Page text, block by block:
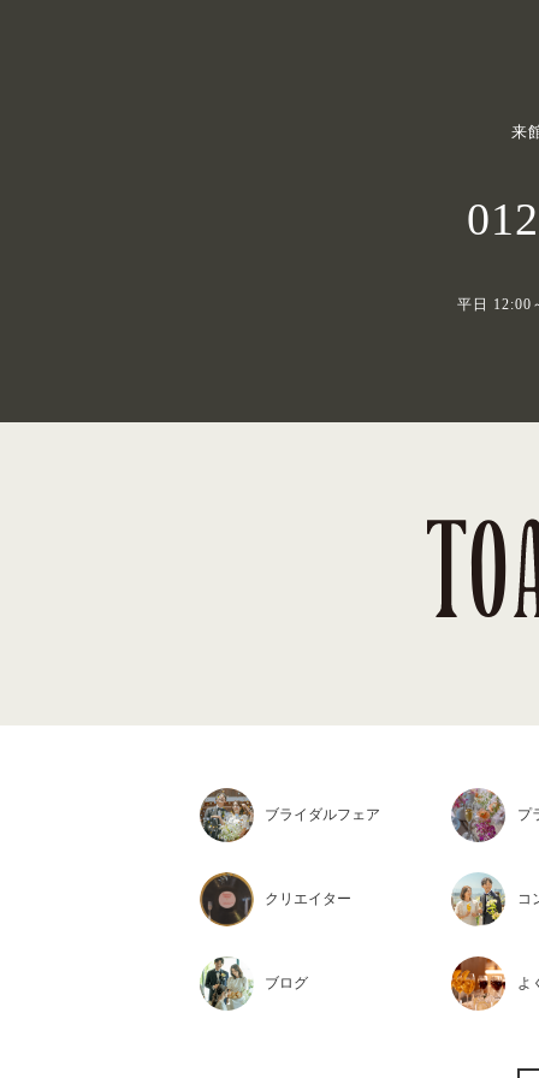
来
平日 12:00
ブライダルフェア プ
クリエイター コ
ブログ よ